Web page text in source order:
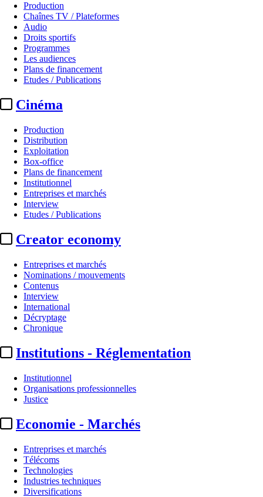
Production
Chaînes TV / Plateformes
Audio
Droits sportifs
Programmes
Les audiences
Plans de financement
Etudes / Publications
Cinéma
Production
Distribution
Exploitation
Box-office
Plans de financement
Institutionnel
Entreprises et marchés
Interview
Etudes / Publications
Creator economy
Entreprises et marchés
Nominations / mouvements
Contenus
Interview
International
Décryptage
Chronique
Institutions - Réglementation
Institutionnel
Organisations professionnelles
Justice
Economie - Marchés
Entreprises et marchés
Télécoms
Technologies
Industries techniques
Diversifications